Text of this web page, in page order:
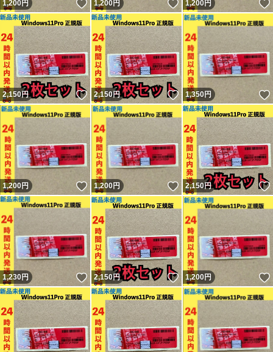
1,200円 いいね！
1,200円 いいね！
1,200円
2,150円 いいね！
2,150円 いいね！
1,350円
1,200円 いいね！
1,200円 いいね！
2,150円
1,230円 いいね！
2,150円 いいね！
1,200円